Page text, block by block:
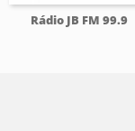
Rádio JB FM 99.9